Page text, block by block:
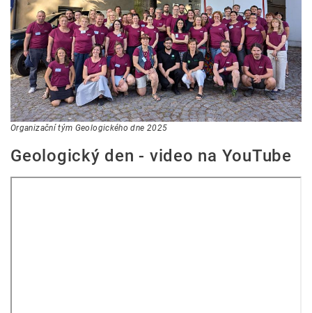
Organizační tým Geologického dne 2025
Geologický den - video na YouTube